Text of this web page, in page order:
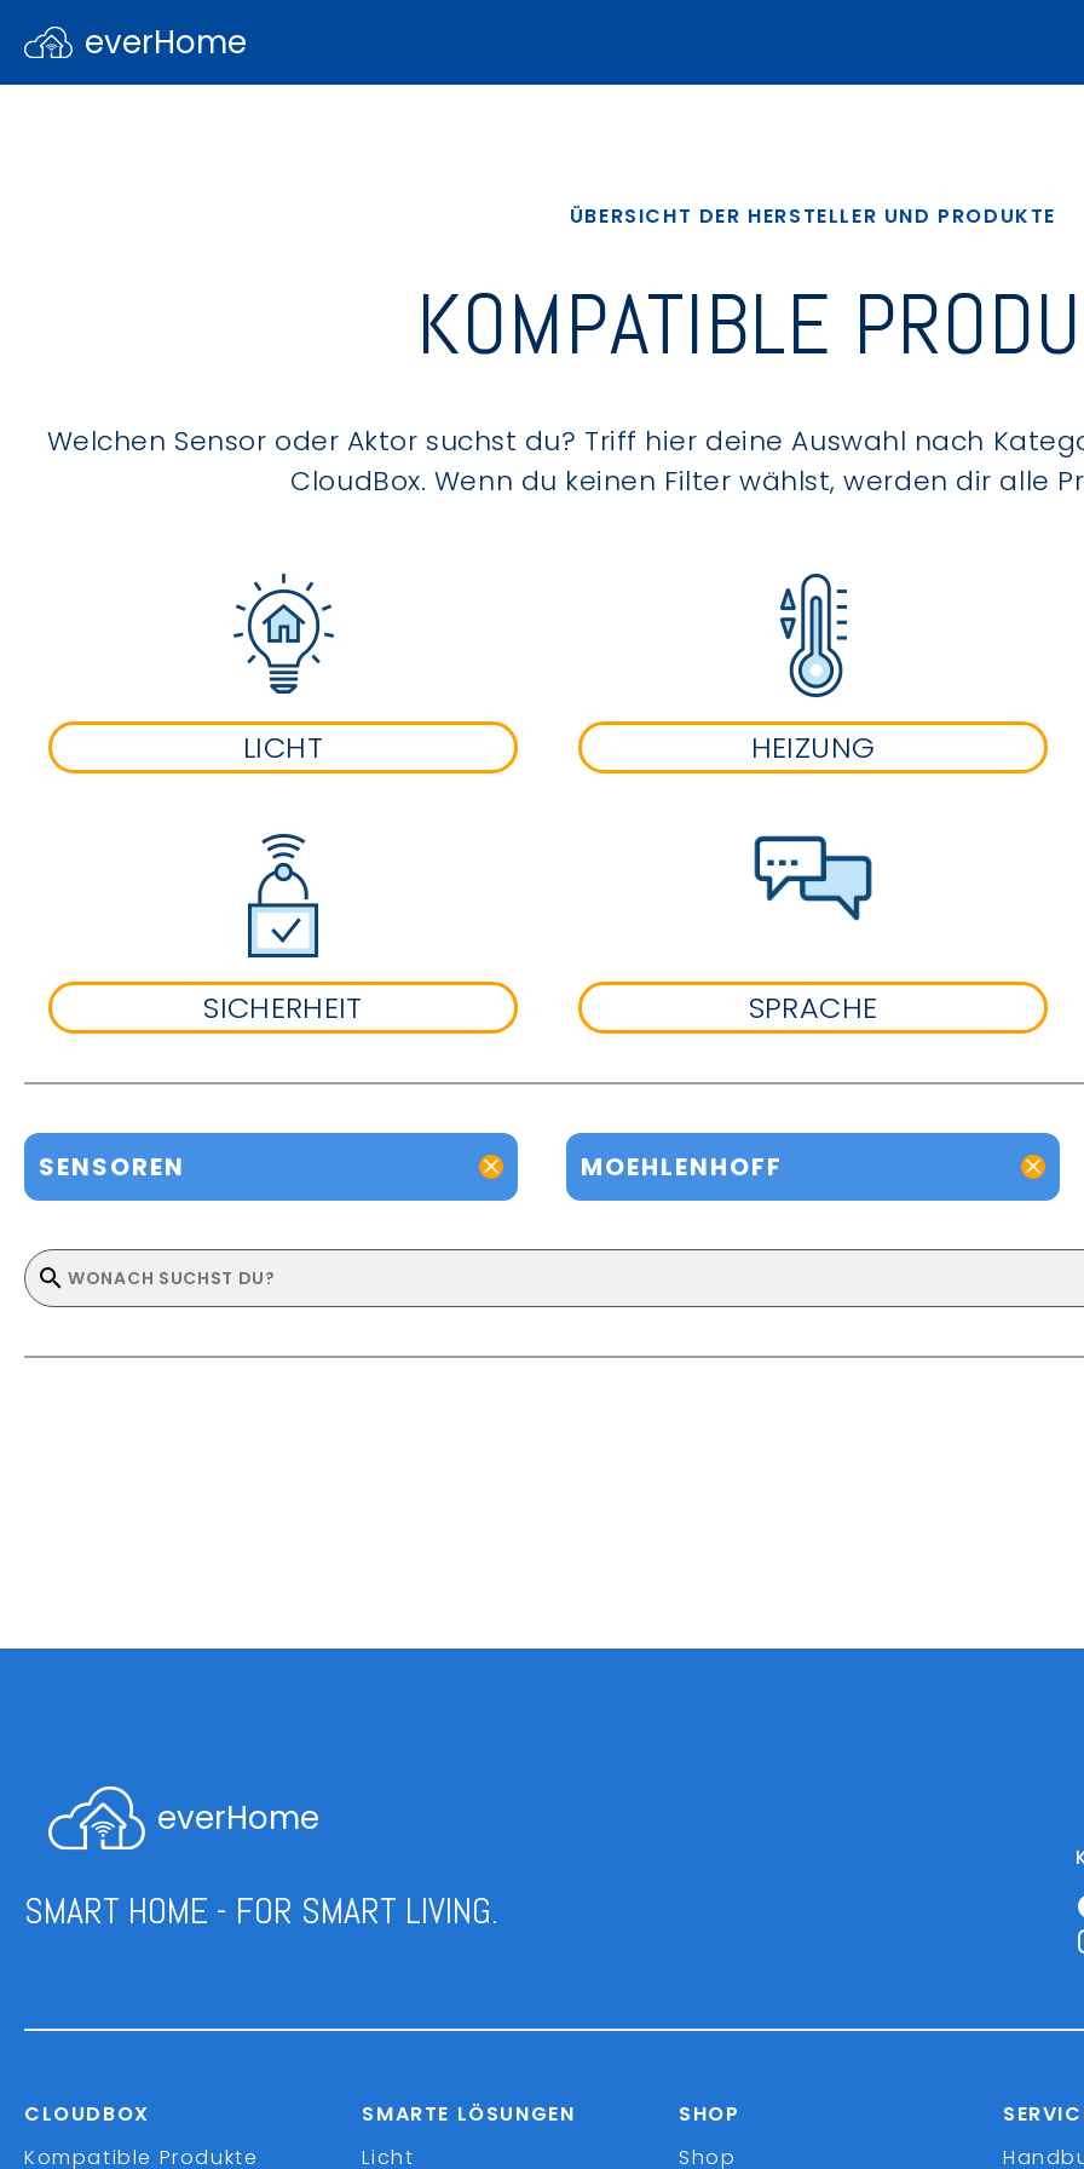
everHome
ÜBERSICHT DER HERSTELLER UND PRODUKTE
KOMPATIBLE
Welchen Sensor oder Aktor suchst du? Triff hier deine Auswahl nach
CloudBox. Wenn du keinen Filter wählst, werden dir alle
LICHT HEIZUNG
SICHERHEIT SPRACHE
SENSOREN MOEHLENHOFF
everHome
SMART HOME - FOR SMART LIVING.
CLOUDBOX
Kompatible Produkte
SMARTE LÖSUNGEN
Licht
SHOP
Shop